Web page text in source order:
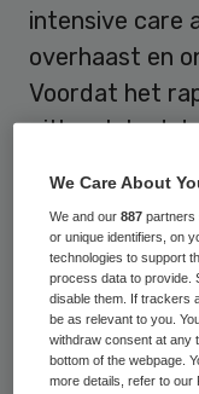
intensive care
overhaast en
Voordat het
uitkomt, had
Onzorgvuldig,
Onterecht
Het rapport
voortijdig uit.
We Care About
We and our887 partners
or unique identifiers, on
technologies to support
process data to provide.
disable them. If trackers
be as relevant to you.
withdraw consent at any
bottom of the webpage.
more details, refer to our